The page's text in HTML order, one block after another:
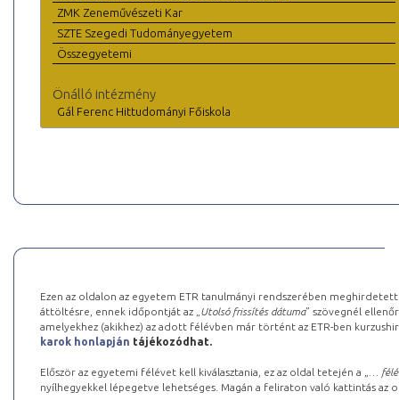
ZMK Zeneművészeti Kar
SZTE Szegedi Tudományegyetem
Összegyetemi
Önálló intézmény
Gál Ferenc Hittudományi Főiskola
Ezen az oldalon az egyetem ETR tanulmányi rendszerében
áttöltésre, ennek időpontját az „ Utolsó frissítés dátuma” szövegnél
amelyekhez (akikhez) az adott félévben már történt az ETR-ben
karok honlapján tájékozódhat.
Először az egyetemi félévet kell kiválasztania, ez az oldal tetején a „
…
nyílhegyekkel lépegetve lehetséges. Magán a feliraton való kattintás az